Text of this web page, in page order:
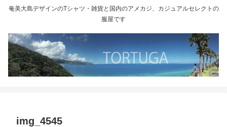
奄美大島デザインのTシャツ・雑貨と国内のアメカジ、カジュアルセレクトの
服屋です
img_4545